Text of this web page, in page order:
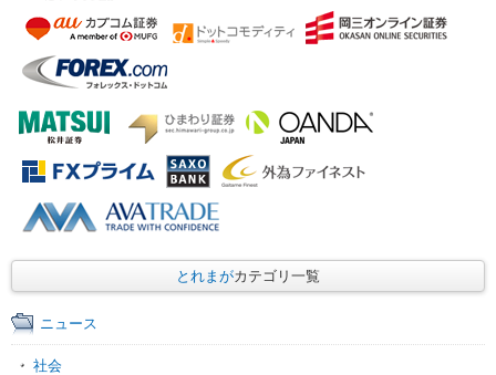
とれまがカテゴリ一覧
ニュース
社会